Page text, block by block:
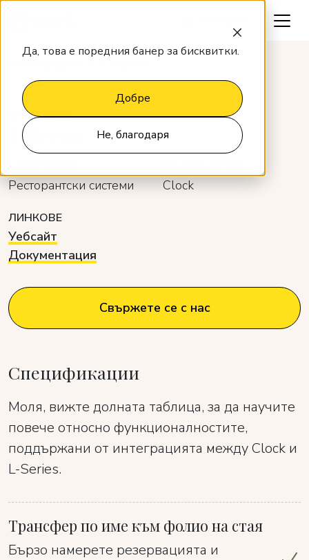
Да, това е поредния банер за бисквитки.
Добре
Не, благодаря
LIGHTSPEED
L-Series
Ресторантски системи Clock
ЛИНКОВЕ
Уебсайт
Документация
Свържете се с нас
Спецификации
Моля, вижте долната таблица, за да научите
повече относно функционалностите,
поддържани от интеграцията между Clock и
L-Series.
Трансфер по име към фолио на стая
Бързо намерете резервацията и